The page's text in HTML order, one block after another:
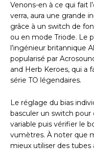
Venons-en à ce qui fait
verra, aura une grande
grâce à un switch de
ou en mode Triode. Le
l’ingénieur britannique
popularisé par
and Herb Keroes, qui a
série TO légendaires.
Le réglage du bias
basculer un switch pour
variable puis vérifier le
vumètres. À noter que
mieux utiliser des